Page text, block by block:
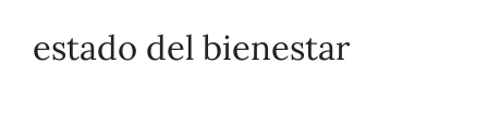
estado del bienestar